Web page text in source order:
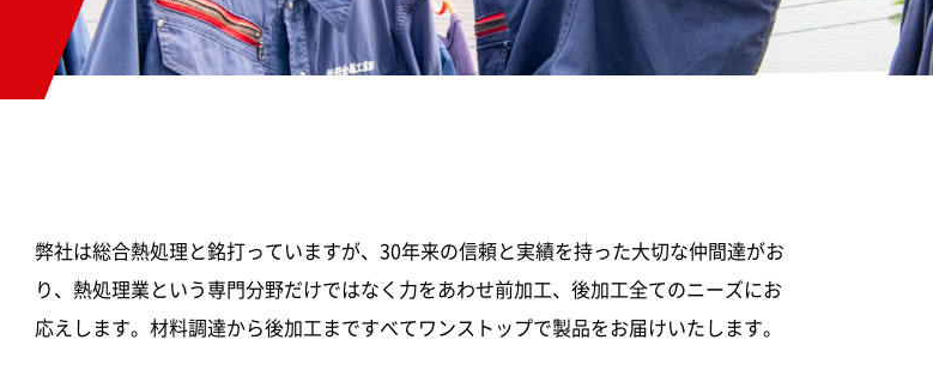
弊社は総合熱処理と銘打っていますが、30年来の信頼と実績を持った大切な仲間達がお
り、熱処理業という専門分野だけではなく力をあわせ前加工、後加工全てのニーズにお
応えします。材料調達から後加工まですべてワンストップで製品をお届けいたします。